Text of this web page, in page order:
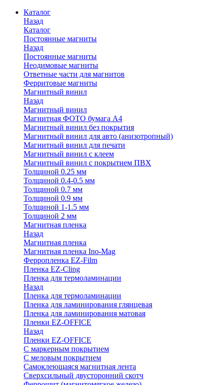
Каталог
Назад
Каталог
Постоянные магниты
Назад
Постоянные магниты
Неодимовые магниты
Ответные части для магнитов
Ферритовые магниты
Магнитный винил
Назад
Магнитный винил
Магнитная ФОТО бумага А4
Магнитный винил без покрытия
Магнитный винил для авто (анизотропный)
Магнитный винил для печати
Магнитный винил с клеем
Магнитный винил с покрытием ПВХ
Толщиной 0.25 мм
Толщиной 0.4-0.5 мм
Толщиной 0.7 мм
Толщиной 0.9 мм
Толщиной 1-1.5 мм
Толщиной 2 мм
Магнитная пленка
Назад
Магнитная пленка
Магнитная пленка Ino-Mag
Ферропленка EZ-Film
Пленка EZ-Cling
Пленка для термоламинации
Назад
Пленка для термоламинации
Пленка для ламинирования глянцевая
Пленка для ламинирования матовая
Пленки EZ-OFFICE
Назад
Пленки EZ-OFFICE
С маркерным покрытием
С меловым покрытием
Самоклеющаяся магнитная лента
Сверхсильный двусторонний скотч